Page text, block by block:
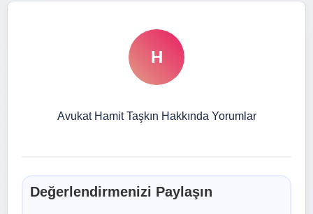
H
Avukat Hamit Taşkın Hakkında Yorumlar
Değerlendirmenizi Paylaşın